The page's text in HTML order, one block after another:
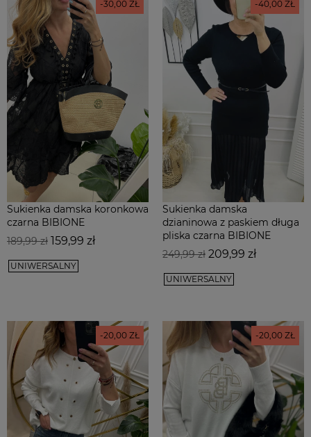
Sukienka damska koronkowa
czarna BIBIONE
Cena
189,99 zł Cena
159,99 zł
-30,00 ZŁ
UNIWERSALNY
Sukienka damska
dzianinowa z paskiem długa
pliska czarna BIBIONE
Cena
249,99 zł Cena
209,99 zł
-40,00 ZŁ
UNIWERSALNY
-20,00 ZŁ -20,00 ZŁ